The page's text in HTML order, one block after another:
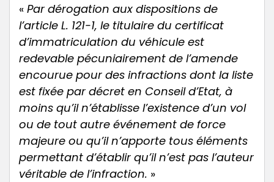
« Par dérogation aux dispositions de
l’article L. 121-1, le titulaire du certificat
d’immatriculation du véhicule est
redevable pécuniairement de l’amende
encourue pour des infractions dont la liste
est fixée par décret en Conseil d’Etat, à
moins qu’il n’établisse l’existence d’un vol
ou de tout autre événement de force
majeure ou qu’il n’apporte tous éléments
permettant d’établir qu’il n’est pas l’auteur
véritable de l’infraction. »